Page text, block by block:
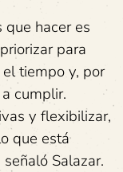
que hacer es
para
tiempo y, por
cumplir.
y flexibilizar,
que está
Salazar.